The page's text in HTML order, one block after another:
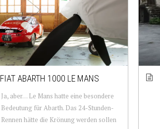
FIAT ABARTH 1000 LE MANS
Ja, aber… Le Mans hatte eine besondere
Bedeutung für Abarth. Das 24-Stunden-
Rennen hätte die Krönung werden sollen